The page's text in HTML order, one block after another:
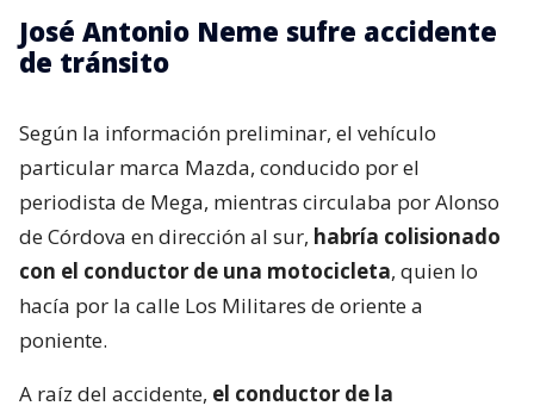
José Antonio Neme sufre accidente
de tránsito
Según la información preliminar, el vehículo
particular marca Mazda, conducido por el
periodista de Mega, mientras circulaba por Alonso
de Córdova en dirección al sur, habría colisionado
con el conductor de una motocicleta, quien lo
hacía por la calle Los Militares de oriente a
poniente.
A raíz del accidente, el conductor de la